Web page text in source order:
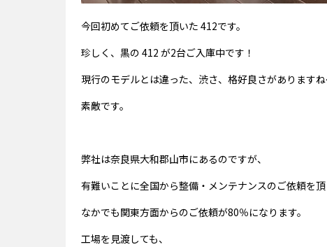
今回初めてご依頼を頂いた 412です。
珍しく、黒の 412 が2台ご入庫中です！
現行のモデルとは違った、渋さ、格好良さがあります
素敵です。
弊社は奈良県大和郡山市にあるのですが、
有難いことに全国から整備・メンテナンスのご依頼を頂
なかでも関東方面からのご依頼が80％になります。
工場を見渡しても、